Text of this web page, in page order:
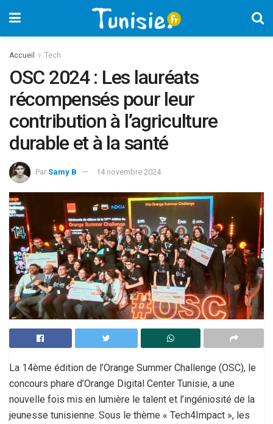
Accueil Tech
OSC 2024 : Les lauréats
récompensés pour leur
contribution à l’agriculture
durable et à la santé
Par Samy B 14 novembre 2024
La 14ème édition de l’Orange Summer Challenge (OSC), le
concours phare d’Orange Digital Center Tunisie, a une
nouvelle fois mis en lumière le talent et l’ingéniosité de la
jeunesse tunisienne. Sous le thème « Tech4Impact », les